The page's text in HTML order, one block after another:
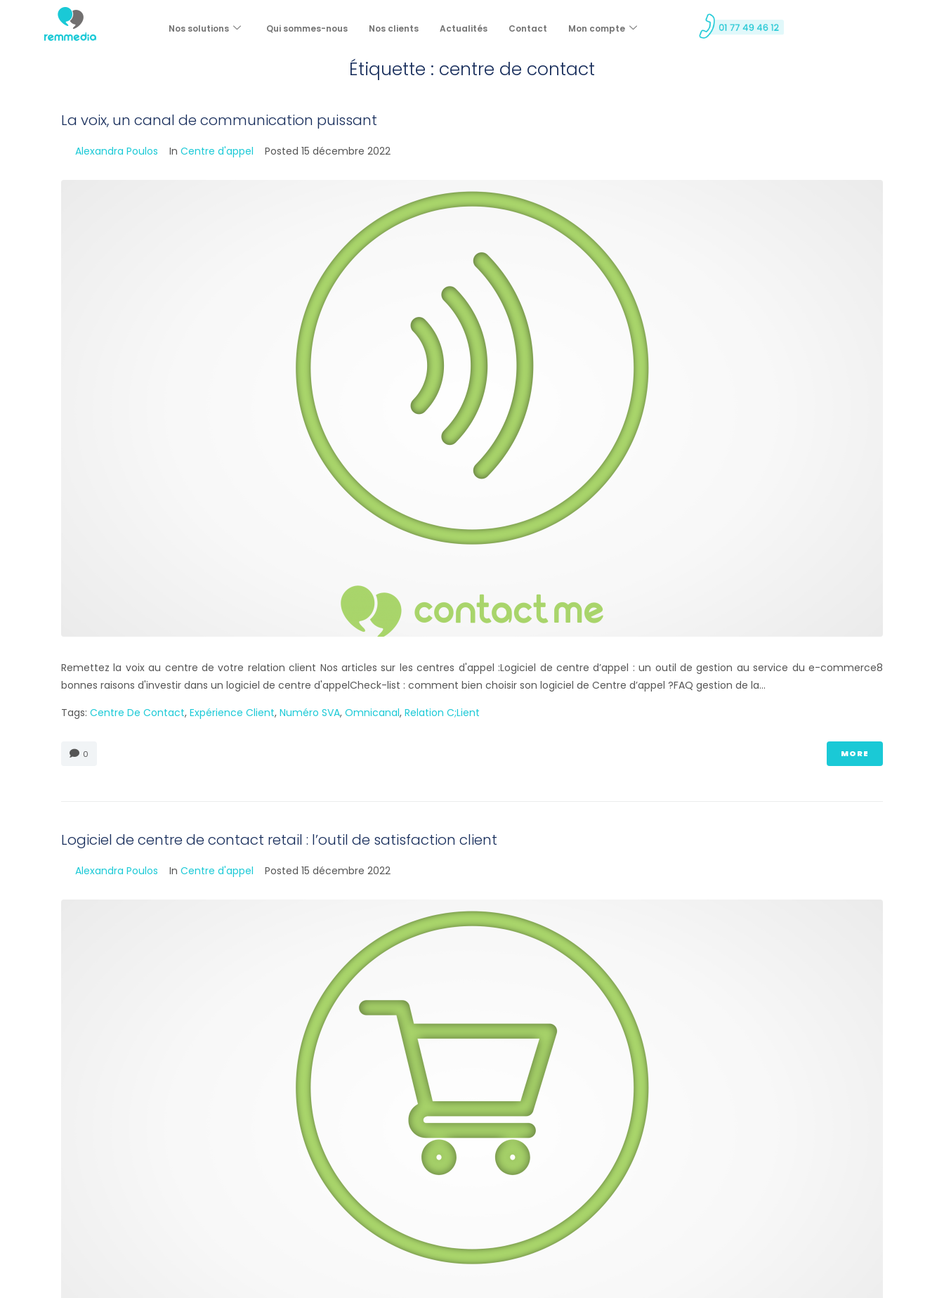
Nos solutions Qui sommes-nous Nos clients Actualités Contact Mon compte
Étiquette : centre de contact
La voix, un canal de communication puissant
Alexandra Poulos In Centre d'appel Posted 15 décembre 2022
Remettez la voix au centre de votre relation client Nos articles sur les centres d'appel :Logiciel de centre d’appel : un outil de gestion au service du e-commerce8
bonnes raisons d'investir dans un logiciel de centre d'appelCheck-list : comment bien choisir son logiciel de Centre d’appel ?FAQ gestion de la...
Tags: Centre De Contact, Expérience Client, Numéro SVA, Omnicanal, Relation C;lient
0 MORE
Logiciel de centre de contact retail : l’outil de satisfaction client
Alexandra Poulos In Centre d'appel Posted 15 décembre 2022